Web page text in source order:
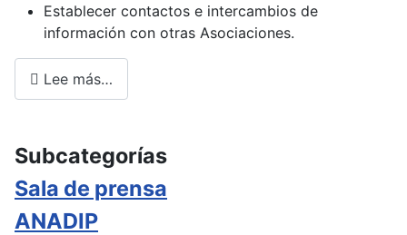
Establecer contactos e intercambios de
información con otras Asociaciones.
Lee más…
Subcategorías
Sala de prensa
ANADIP